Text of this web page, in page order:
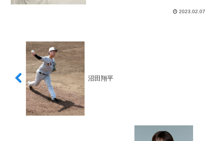
2023.02.07
沼田翔平